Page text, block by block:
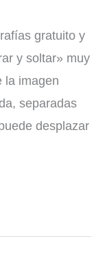
gratuito y
y soltar» muy
la imagen
separadas
desplazar